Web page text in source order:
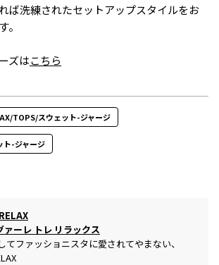
ば洗練されたセットアップスタイルをお
。
ズはこちら
TOPS/スウェット-ジャージ
ト-ジャージ
ァーレ トレ リラックス
ファッショニスタに愛されてやまない、